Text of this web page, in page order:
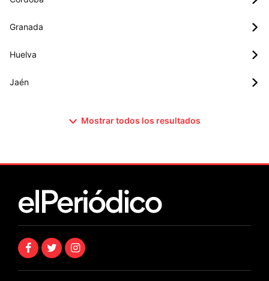
Granada
Huelva
Jaén
Mostrar todos los resultados